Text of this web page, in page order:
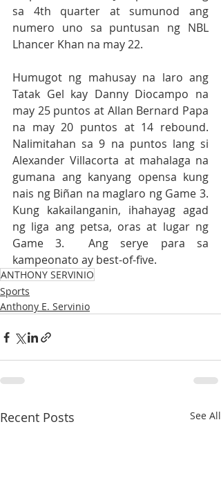
sa 4th quarter at sumunod ang
numero uno sa puntusan ng NBL
Lhancer Khan na may 22.
Humugot ng mahusay na laro ang
Tatak Gel kay Danny Diocampo na
may 25 puntos at Allan Bernard Papa
na may 20 puntos at 14 rebound.
Nalimitahan sa 9 na puntos lang si
Alexander Villacorta at mahalaga na
gumana ang kanyang opensa kung
nais ng Biñan na maglaro ng Game 3.
Kung kakailanganin, ihahayag agad
ng liga ang petsa, oras at lugar ng
Game 3.  Ang serye para sa
ANTHONY SERVINIO
Sports
Anthony E. Servinio
Recent Posts See All